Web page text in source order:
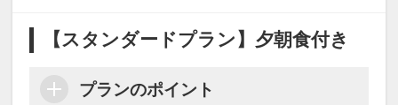
【スタンダードプラン】夕朝食付き
プランのポイント